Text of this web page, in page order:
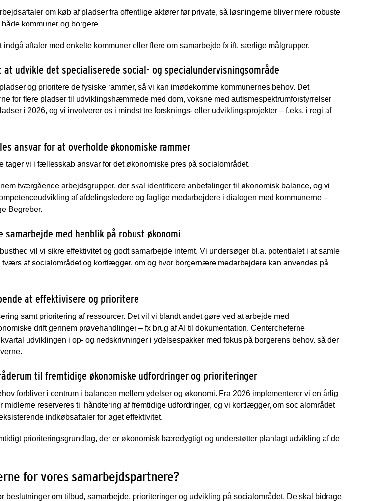
om køb af pladser fra offentlige aktører før private, så løsningerne bliver mere robuste
kommuner og borgere.
indgå aftaler med enkelte kommuner eller flere om samarbejde fx ift. særlige målgrupper.
udvikle det specialiserede social- og specialundervisningsområde
og prioritere de fysiske rammer, så vi kan imødekomme kommunernes behov. Det
for flere pladser til udviklingshæmmede med dom, voksne med autismespektrumforstyrrelser
i 2026, og vi involverer os i mindst tre forsknings- eller udviklingsprojekter – f.eks. i regi af
ansvar for at overholde økonomiske rammer
tager vi i fællesskab ansvar for det økonomiske pres på socialområdet.
tværgående arbejdsgrupper, der skal identificere anbefalinger til økonomisk balance, og vi
af afdelingsledere og faglige medarbejdere i dialogen med kommunerne –
Begreber.
med henblik på robust økonomi
vil vi sikre effektivitet og godt samarbejde internt. Vi undersøger bl.a. potentialet i at samle
af socialområdet og kortlægger, om og hvor borgernære medarbejdere kan anvendes på
at effektivisere og prioritere
samt prioritering af ressourcer. Det vil vi blandt andet gøre ved at arbejde med
drift gennem prøvehandlinger – fx brug af AI til dokumentation. Centercheferne
udviklingen i op- og nedskrivninger i ydelsespakker med fokus på borgerens behov, så der
til fremtidige økonomiske udfordringer og prioriteringer
forbliver i centrum i balancen mellem ydelser og økonomi. Fra 2026 implementerer vi en årlig
midlerne reserveres til håndtering af fremtidige udfordringer, og vi kortlægger, om socialområdet
indkøbsaftaler for øget effektivitet.
prioriteringsgrundlag, der er økonomisk bæredygtigt og understøtter planlagt udvikling af de
for vores samarbejdspartnere?
beslutninger om tilbud, samarbejde, prioriteringer og udvikling på socialområdet. De skal bidrage